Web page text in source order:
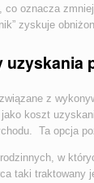
co oznacza
zyskuje
uzyskania
z
koszt
Ta opcja
w
taki